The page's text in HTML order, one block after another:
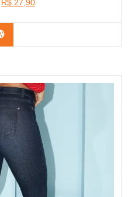
O
original
era:
R$ 32,90.
R$ 27,90O
Confira na Shopee